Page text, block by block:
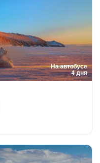
На автобусе
4 дня